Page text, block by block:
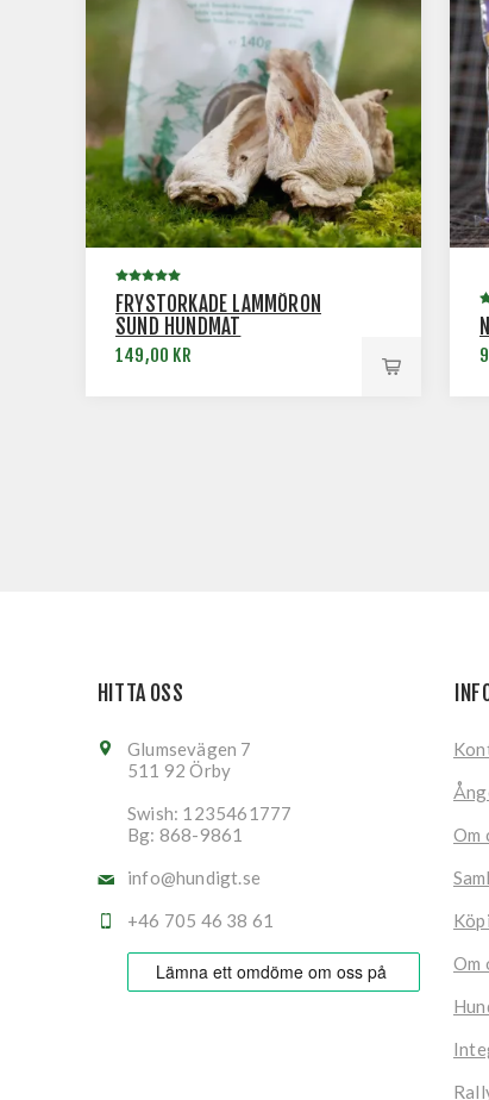
FRYSTORKADE LAMMÖRON
SUND HUNDMAT
149,00 KR
HITTA OSS
Glumsevägen 7
511 92 Örby
Swish: 1235461777
Bg: 868-9861
info@hundigt.se
+46 705 46 38 61
Om
Om